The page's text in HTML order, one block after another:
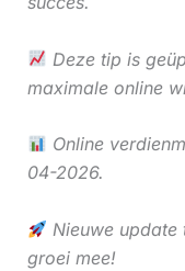
Deze tip is
maximale online
Online
04-2026.
Nieuwe
groei mee!